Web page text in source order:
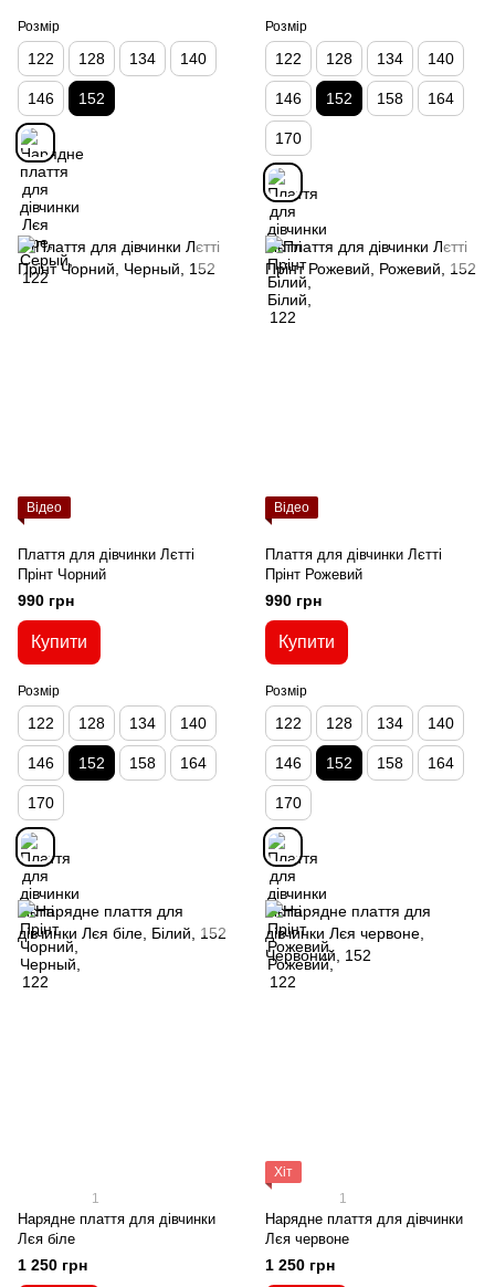
Розмір
122 128 134 140
146 152
Розмір
122 128 134 140
146 152 158 164
170
Відео
Плаття для дівчинки Лєтті
Прінт Чорний
990 грн
Купити
Розмір
122 128 134 140
146 152 158 164
170
Відео
Плаття для дівчинки Лєтті
Прінт Рожевий
990 грн
Купити
Розмір
122 128 134 140
146 152 158 164
170
1
Нарядне плаття для дівчинки
Лєя біле
1 250 грн
Хіт
1
Нарядне плаття для дівчинки
Лєя червоне
1 250 грн